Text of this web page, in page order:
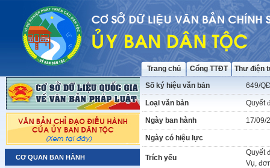
Trang chủ Cổng TTĐT Thư điện
CƠ QUAN BAN HÀNH
Số ký hiệu văn bản 649/
Loại văn bản Quyết
Ngày ban hành 17/09/
Ngày có hiệu lực
Trích yếu
Quyết
Vụ,